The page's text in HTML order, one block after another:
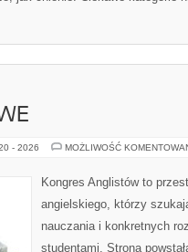
- 2026 MOŻLIWOŚĆ
Kongres Anglistów to
angielskiego, którzy
nauczania i konkretnych
studentami. Strona